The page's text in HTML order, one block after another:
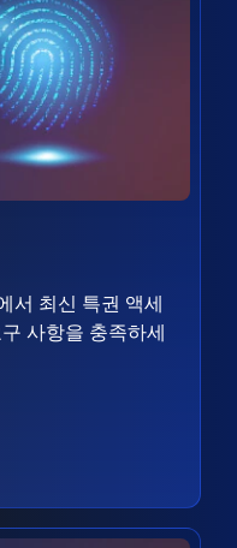
서 최신 특권 액세
사항을 충족하세